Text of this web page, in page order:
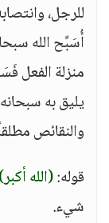
للرجل،
أُسَبِّح الله
منزلة الفعل
يليق به
والنقائص
قوله:(الله أكبر)
شيء.